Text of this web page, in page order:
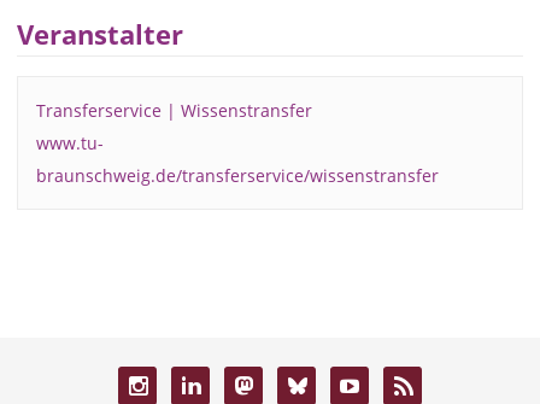
Veranstalter
Transferservice | Wissenstransfer
www.tu-
braunschweig.de/transferservice/wissenstransfer